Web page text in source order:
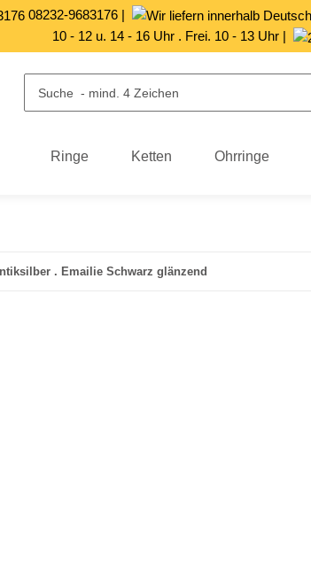
08232-9683176|
10 - 12 u. 14 - 16 Uhr . Frei. 10 - 13 Uhr |
Ringe Ketten Ohrringe
. Emailie Schwarz glänzend